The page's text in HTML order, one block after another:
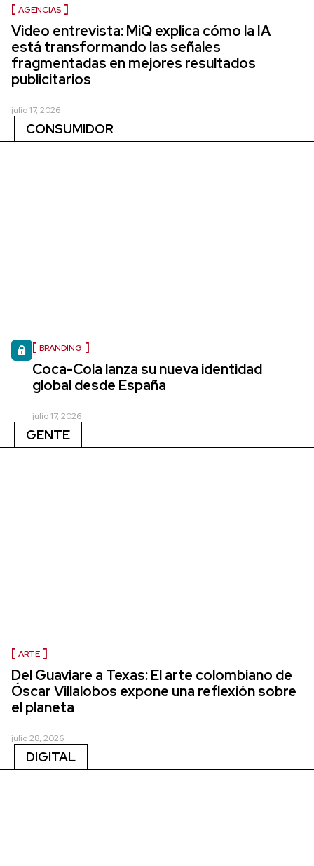
AGENCIAS
Video entrevista: MiQ explica cómo la IA
está transformando las señales
fragmentadas en mejores resultados
publicitarios
julio 17, 2026
CONSUMIDOR
BRANDING
Coca-Cola lanza su nueva identidad
global desde España
julio 17, 2026
GENTE
ARTE
Del Guaviare a Texas: El arte colombiano de
Óscar Villalobos expone una reflexión sobre
el planeta
julio 28, 2026
DIGITAL